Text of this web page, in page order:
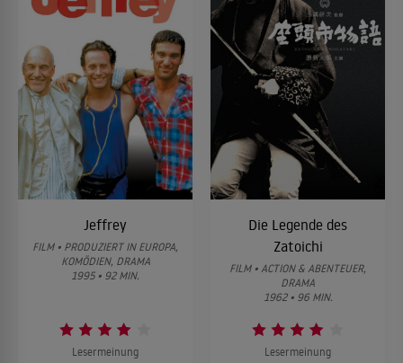
Jeffrey
FILM • PRODUZIERT IN EUROPA,
KOMÖDIEN, DRAMA
1995 • 92 MIN.
Lesermeinung
Die Legende des
Zatoichi
FILM • ACTION & ABENTEUER,
DRAMA
1962 • 96 MIN.
Lesermeinung